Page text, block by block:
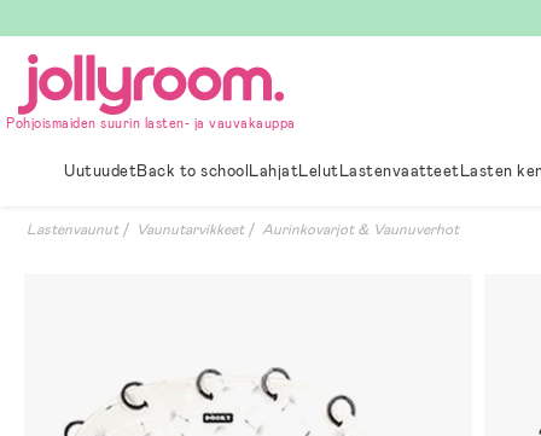
till
innehållet
Pohjoismaiden suurin lasten- ja vauvakauppa
UutuudetBack to schoolLahjatLelutLastenvaatteetLasten
Lastenvaunut Vaunutarvikkeet Aurinkovarjot & Vaunuverhot